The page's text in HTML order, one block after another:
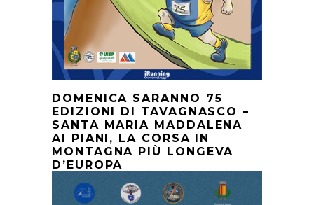
DOMENICA SARANNO 75
EDIZIONI DI TAVAGNASCO –
SANTA MARIA MADDALENA
AI PIANI, LA CORSA IN
MONTAGNA PIÙ LONGEVA
D’EUROPA